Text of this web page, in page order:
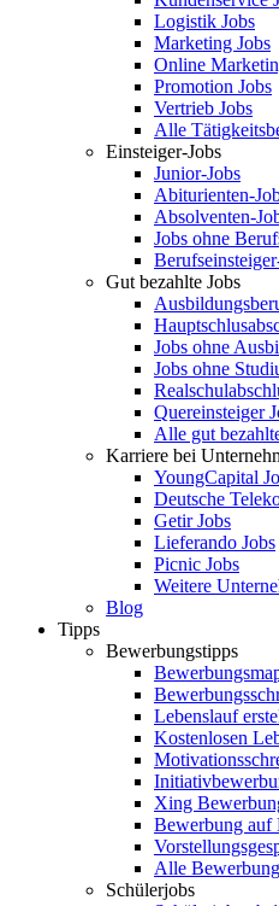
Logistik Jobs
Marketing Jobs
Online
Promotion Jobs
Vertrieb Jobs
Alle
Einsteiger-Jobs
Junior-Jobs
Abiturienten-
Absolventen-
Jobs ohne
Gut bezahlte Jobs
Jobs ohne
Jobs ohne
Quereinsteiger
Alle gut
Karriere bei
YoungCapital
Deutsche
Getir Jobs
Lieferando Jobs
Picnic Jobs
Weitere
Blog
Tipps
Bewerbungstipps
Lebenslauf
Kostenlosen
Xing
Bewerbung auf
Alle
Schülerjobs